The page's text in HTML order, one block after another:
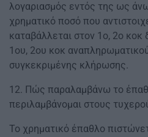
λογαριασμός εντός της ως
χρηματικό ποσό που
καταβάλλεται στον 1ο, 2ο κοκ
1ου, 2ου κοκ
συγκεκριμένης κλήρωσης.
12. Πώς παραλαμβάνω το
περιλαμβάνομαι στους
Το χρηματικό έπαθλο